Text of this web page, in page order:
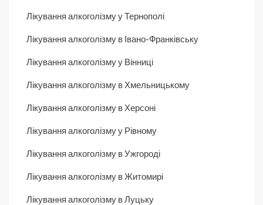
Лікування алкоголізму у Тернополі
Лікування алкоголізму в Івано-Франківську
Лікування алкоголізму у Вінниці
Лікування алкоголізму в Хмельницькому
Лікування алкоголізму в Херсоні
Лікування алкоголізму у Рівному
Лікування алкоголізму в Ужгороді
Лікування алкоголізму в Житомирі
Лікування алкоголізму в Луцьку